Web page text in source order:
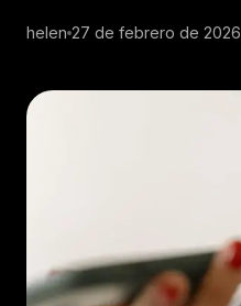
helen 27 de febrero de 2026